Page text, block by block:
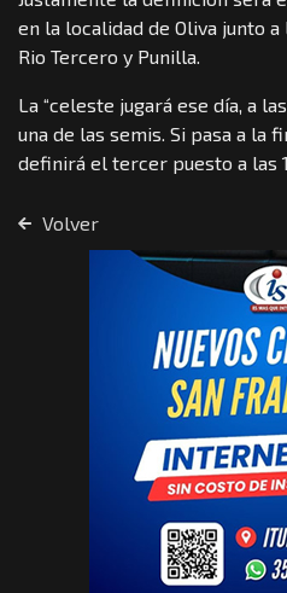
en la localidad de Oliva junto a
Rio Tercero y Punilla.
La “celeste jugará ese día, a
una de las semis. Si pasa a la
definirá el tercer puesto a las
Volver